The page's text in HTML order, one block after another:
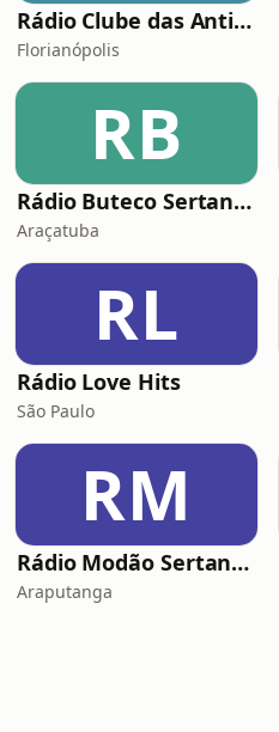
Rádio Clube das Antigas Floripa
Florianópolis
RB
Rádio Buteco Sertanejo
Araçatuba
RL
Rádio Love Hits
São Paulo
RM
Rádio Modão Sertanejo
Araputanga